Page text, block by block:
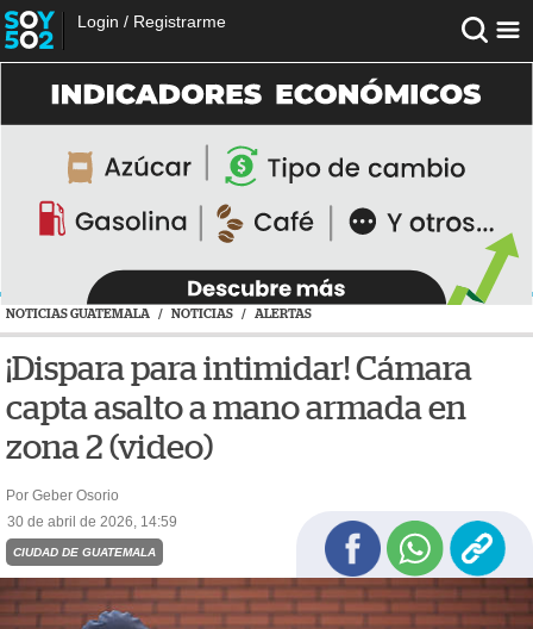
Login / Registrarme
NOTICIAS GUATEMALA / NOTICIAS / ALERTAS
¡Dispara para intimidar! Cámara
capta asalto a mano armada en
zona 2 (video)
Por Geber Osorio
30 de abril de 2026, 14:59
CIUDAD DE GUATEMALA